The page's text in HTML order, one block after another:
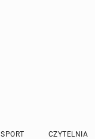
SPORT CZYTELNIA